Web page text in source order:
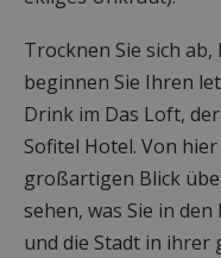
Trocknen Sie sich
beginnen Sie Ihren
Drink im Das Loft,
Sofitel Hotel. Von
großartigen Blick
sehen, was Sie in
und die Stadt in ihrer